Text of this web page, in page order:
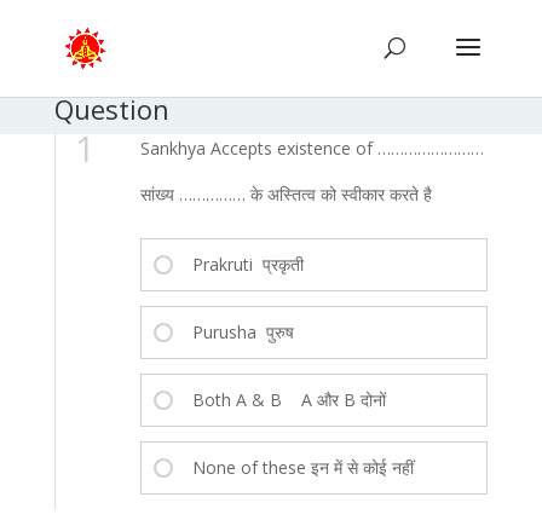
Question
1
Sankhya Accepts existence of ……………………
सांख्य …………… के अस्तित्व को स्वीकार करते है
Prakruti प्रकृती
Purusha पुरुष
Both A & B A और B दोनों
None of these इन में से कोई नहीं